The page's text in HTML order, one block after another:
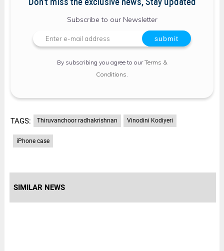
Don't miss the exclusive news, Stay updated
Subscribe to our Newsletter
By subscribing you agree to ourTerms &
Conditions
TAGS: Thiruvanchoor radhakrishnan Vinodini Kodiyeri
iPhone case
SIMILAR NEWS